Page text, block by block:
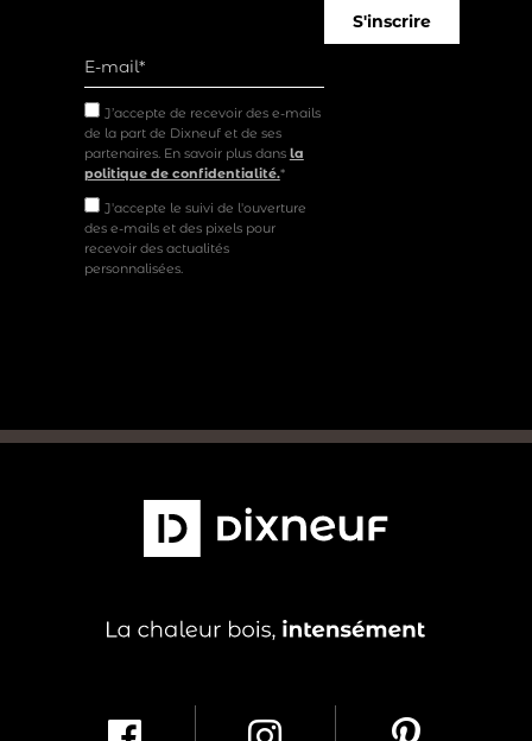
J’accepte de recevoir des e-mails
de la part de Dixneuf et de ses
partenaires. En savoir plus dans la
politique de confidentialité.*
J'accepte le suivi de l'ouverture
des e-mails et des pixels pour
recevoir des actualités
personnalisées.
S'inscrire